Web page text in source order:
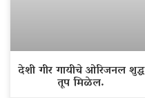
देशी गीर गायीचे ओरिजनल शुद्ध
तूप मिळेल.